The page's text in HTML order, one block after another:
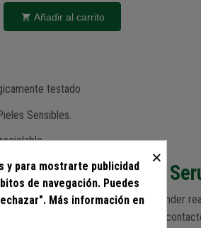
Añadir al carrito
testado
Sensibles.
empleo de nuestro
sobre la zona deseada y extender
directo con los ojos. En caso de
×
y para mostrarte publicidad
de navegación. Puedes
Más información en